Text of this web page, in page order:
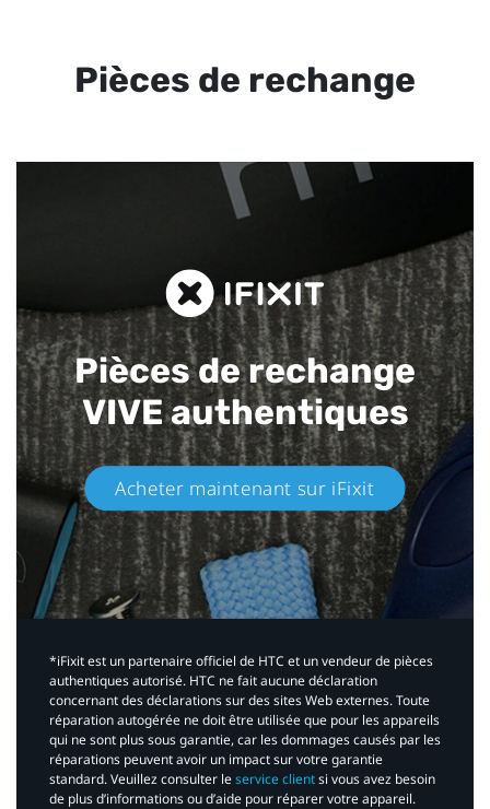
Pièces de rechange
Pièces de rechange
VIVE authentiques​
Acheter maintenant sur iFixit​
*iFixit est un partenaire officiel de HTC et un vendeur de pièces
authentiques autorisé. HTC ne fait aucune déclaration
concernant des déclarations sur des sites Web externes. Toute
réparation autogérée ne doit être utilisée que pour les appareils
qui ne sont plus sous garantie, car les dommages causés par les
réparations peuvent avoir un impact sur votre garantie
standard. Veuillez consulter leservice clientsi vous avez besoin
de plus d’informations ou d’aide pour réparer votre appareil.​